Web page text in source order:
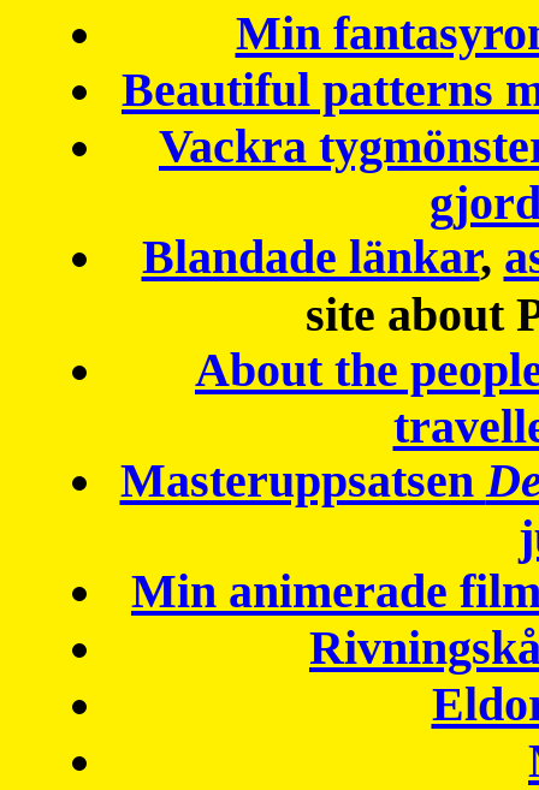
Min
Beautiful patterns
Vackra
Blandade länkar,
site about
About the
Masteruppsatsen
Min animerade